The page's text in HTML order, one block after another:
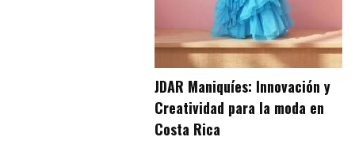
JDAR Maniquíes: Innovación y
Creatividad para la moda en
Costa Rica